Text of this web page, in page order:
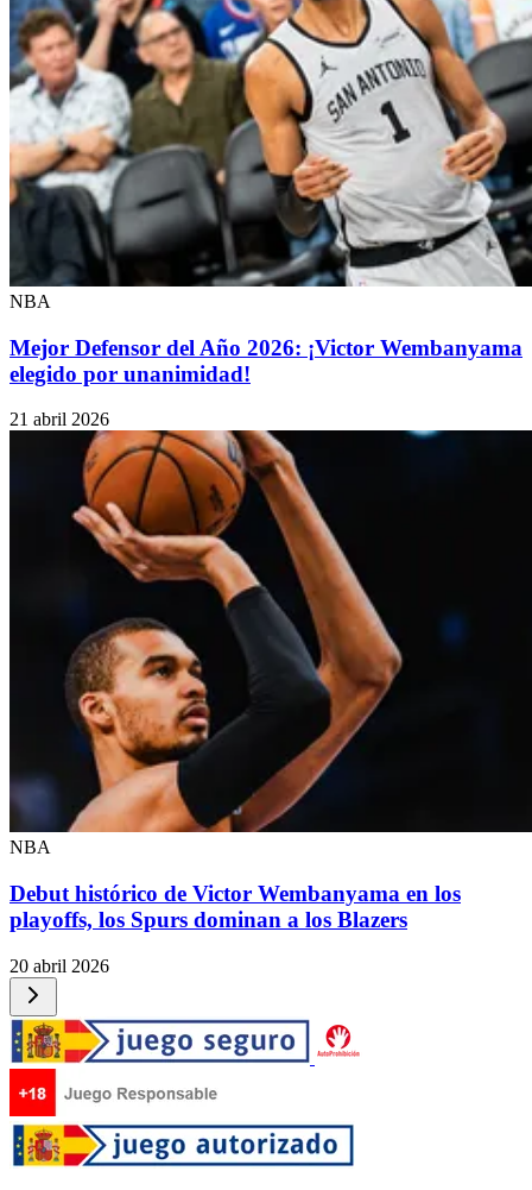
NBA
Mejor Defensor del Año 2026: ¡Victor Wembanyama
elegido por unanimidad!
21 abril 2026
NBA
Debut histórico de Victor Wembanyama en los
playoffs, los Spurs dominan a los Blazers
20 abril 2026